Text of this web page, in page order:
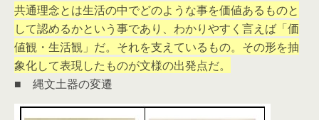
共通理念とは生活の中でどのような事を価値あるものと
して認めるかという事であり、わかりやすく言えば「価
値観・生活観」だ。それを支えているもの。その形を抽
象化して表現したものが文様の出発点だ。
■ 縄文土器の変遷